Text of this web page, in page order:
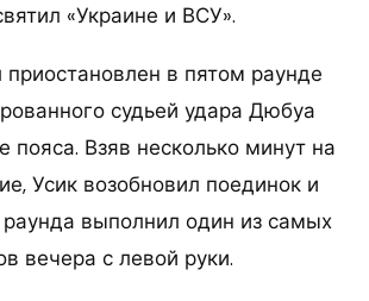
«Украине и ВСУ».
в пятом раунде
судьей удара Дюбуа
пояса. Взяв несколько минут на
Усик возобновил поединок и
выполнил один из самых
вечера с левой руки.